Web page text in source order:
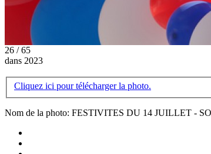
26 / 65
dans 2023
Cliquez ici pour télécharger la photo.
Nom de la photo: FESTIVITES DU 14 JUILLET -